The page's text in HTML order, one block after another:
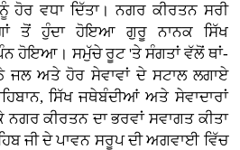
ਹੋਰ ਵਧਾ ਦਿੱਤਾ। ਨਗਰ ਕੀਰਤਨ ਸਰੀ
ਤੋਂ ਹੁੰਦਾ ਹੋਇਆ ਗੁਰੂ ਨਾਨਕ ਸਿੱਖ
ਹੋਇਆ। ਸਮੁੱਚੇ ਰੂਟ 'ਤੇ ਸੰਗਤਾਂ ਵੱਲੋਂ ਥਾਂ-
ਜਲ ਅਤੇ ਹੋਰ ਸੇਵਾਵਾਂ ਦੇ ਸਟਾਲ ਲਗਾਏ
ਸਿੱਖ ਜਥੇਬੰਦੀਆਂ ਅਤੇ ਸੇਵਾਦਾਰਾਂ
ਨਗਰ ਕੀਰਤਨ ਦਾ ਭਰਵਾਂ ਸਵਾਗਤ ਕੀਤਾ
ਜੀ ਦੇ ਪਾਵਨ ਸਰੂਪ ਦੀ ਅਗਵਾਈ ਵਿੱਚ